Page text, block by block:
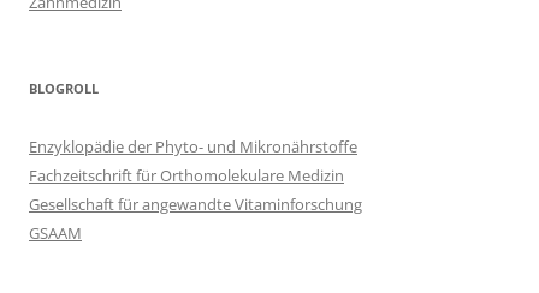
BLOGROLL
Enzyklopädie der Phyto- und Mikronährstoffe
Fachzeitschrift für Orthomolekulare Medizin
Gesellschaft für angewandte Vitaminforschung
GSAAM